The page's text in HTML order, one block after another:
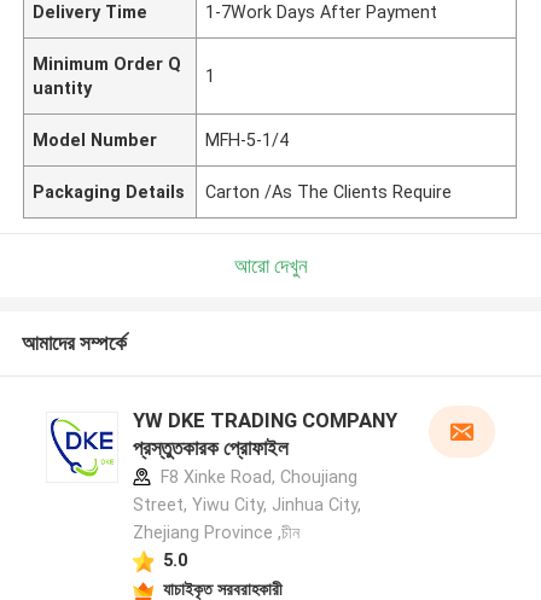
Delivery Time 1-7Work Days After Payment
Minimum Order Q
uantity
1
Model Number MFH-5-1/4
Packaging Details Carton /As The Clients Require
আরো দেখুন
আমাদের সম্পর্কে
YW DKE TRADING COMPANY
প্রস্তুতকারক প্রোফাইল
F8 Xinke Road, Choujiang
Street, Yiwu City, Jinhua City,
Zhejiang Province ,চীন
5.0
যাচাইকৃত সরবরাহকারী